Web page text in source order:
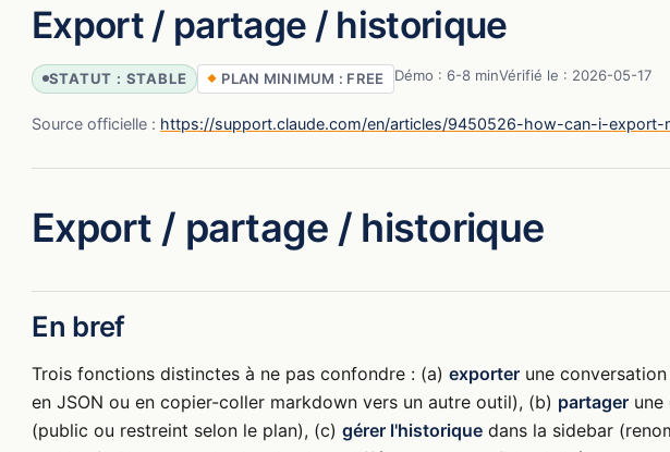
Export / partage / historique
STATUT : STABLE PLAN MINIMUM : FREE Démo : 6-8 minVérifié le : 2026-05-17
Source officielle : https://support.claude.com/en/articles/9450526-how-can-i-export-
Export / partage / historique
En bref
Trois fonctions distinctes à ne pas confondre : (a) exporter une
en JSON ou en copier-coller markdown vers un autre outil), (b) partager une
(public ou restreint selon le plan), (c) gérer l'historique dans la sidebar